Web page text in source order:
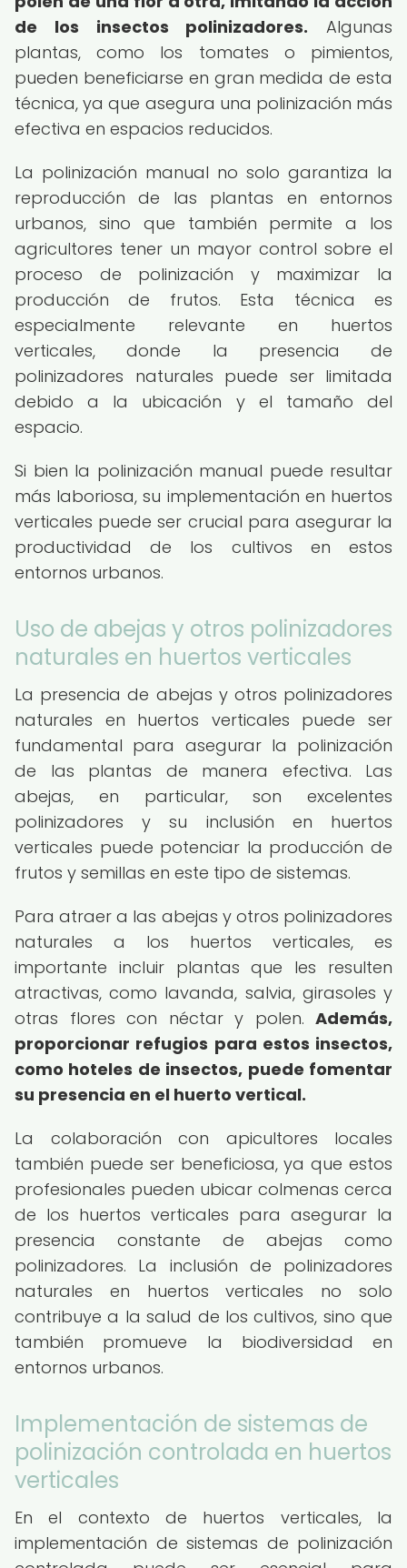
de los insectos polinizadores. Algunas
plantas, como los tomates o pimientos,
pueden beneficiarse en gran medida de esta
técnica, ya que asegura una polinización más
efectiva en espacios reducidos.
La polinización manual no solo garantiza la
reproducción de las plantas en entornos
urbanos, sino que también permite a los
agricultores tener un mayor control sobre el
proceso de polinización y maximizar la
producción de frutos. Esta técnica es
especialmente relevante en huertos
verticales, donde la presencia de
polinizadores naturales puede ser limitada
debido a la ubicación y el tamaño del
espacio.
Si bien la polinización manual puede resultar
más laboriosa, su implementación en huertos
verticales puede ser crucial para asegurar la
productividad de los cultivos en estos
entornos urbanos.
Uso de abejas y otros polinizadores
naturales en huertos verticales
La presencia de abejas y otros polinizadores
naturales en huertos verticales puede ser
fundamental para asegurar la polinización
de las plantas de manera efectiva. Las
abejas, en particular, son excelentes
polinizadores y su inclusión en huertos
verticales puede potenciar la producción de
frutos y semillas en este tipo de sistemas.
Para atraer a las abejas y otros polinizadores
naturales a los huertos verticales, es
importante incluir plantas que les resulten
atractivas, como lavanda, salvia, girasoles y
otras flores con néctar y polen. Además,
proporcionar refugios para estos insectos,
como hoteles de insectos, puede fomentar
su presencia en el huerto vertical.
La colaboración con apicultores locales
también puede ser beneficiosa, ya que estos
profesionales pueden ubicar colmenas cerca
de los huertos verticales para asegurar la
presencia constante de abejas como
polinizadores. La inclusión de polinizadores
naturales en huertos verticales no solo
contribuye a la salud de los cultivos, sino que
también promueve la biodiversidad en
entornos urbanos.
Implementación de sistemas de
polinización controlada en huertos
verticales
En el contexto de huertos verticales, la
implementación de sistemas de polinización